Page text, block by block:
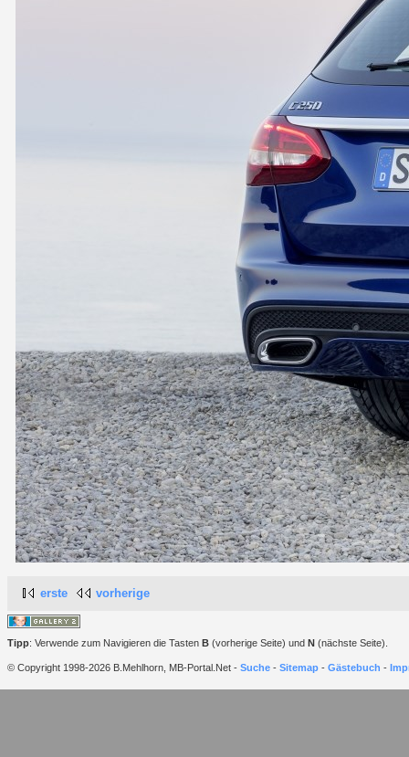
erste vorherige
Tipp: Verwende zum Navigieren die Tasten B (vorherige Seite) und N (nächste Seite).
© Copyright 1998-2026 B.Mehlhorn, MB-Portal.Net - Suche - Sitemap - Gästebuch -